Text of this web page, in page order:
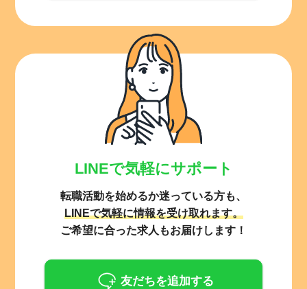
LINEで気軽にサポート
転職活動を始めるか迷っている方も、
LINEで気軽に情報を受け取れます。
ご希望に合った求人もお届けします！
友だちを追加する